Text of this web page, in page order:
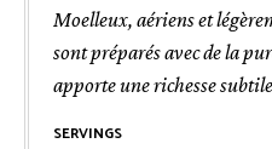
Moelleux, aériens et
sont préparés avec de la
apporte une richesse
SERVINGS